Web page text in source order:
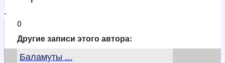
-
0
Другие записи этого автора:
Баламуты ...